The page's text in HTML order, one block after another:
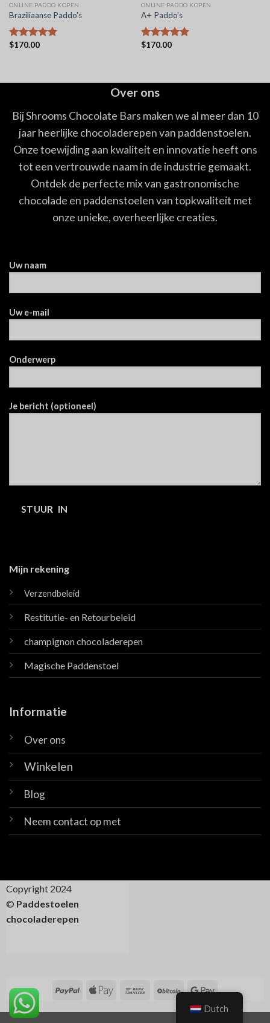
ONLINE PADDO KOPEN
Braziliaanse Paddo's
Waardering
$170.00
ONLINE PADDO KOPEN
A+ Paddo's
Waardering
$170.00
Over ons
Bij Shrooms Chocolate Bars maken we al meer dan 10
jaar heerlijke chocoladerepen van paddenstoelen.
Onze toewijding aan kwaliteit en innovatie heeft ons
tot een vertrouwde naam in de industrie gemaakt.
Ontdek de perfecte mix van gastronomische
chocolade en paddenstoelen van topkwaliteit met
onze unieke, overheerlijke creaties.
Mijn rekening
Verzendbeleid
Restitutie- en Retourbeleid
champignon chocoladerepen
Magische Paddenstoel
Informatie
Over ons
Winkelen
Blog
Neem contact op met
Uw naam
Uw e-mail
Onderwerp
Je bericht (optioneel)
Copyright 2024
© Paddestoelen
chocoladerepen
Dutch